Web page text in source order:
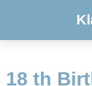
18 th